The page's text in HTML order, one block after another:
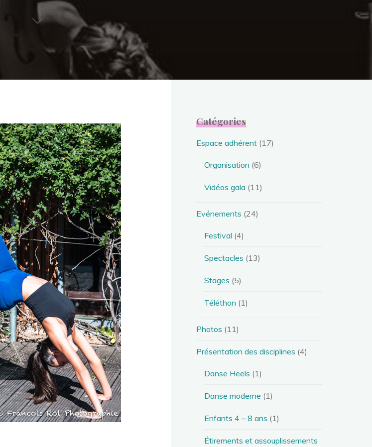
Catégories
Espace adhérent (17)
Organisation (6)
Vidéos gala (11)
Evénements (24)
Festival (4)
Spectacles (13)
Stages (5)
Téléthon (1)
Photos (11)
Présentation des disciplines (4)
Danse Heels (1)
Danse moderne (1)
Enfants 4 – 8 ans (1)
Étirements et assouplissements